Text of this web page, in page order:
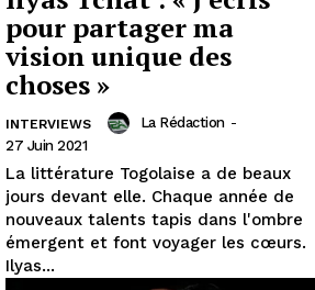
pour partager ma
vision unique des
choses »
INTERVIEWS La Rédaction -
27 Juin 2021
La littérature Togolaise a de beaux
jours devant elle. Chaque année de
nouveaux talents tapis dans l'ombre
émergent et font voyager les cœurs.
Ilyas...